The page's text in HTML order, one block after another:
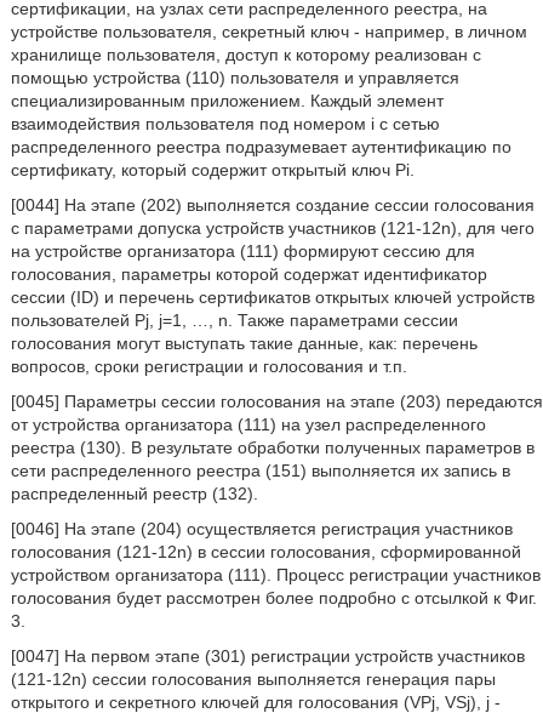
сертификации, на узлах сети распределенного реестра, на
устройстве пользователя, секретный ключ - например, в личном
хранилище пользователя, доступ к которому реализован с
помощью устройства (110) пользователя и управляется
специализированным приложением. Каждый элемент
взаимодействия пользователя под номером i с сетью
распределенного реестра подразумевает аутентификацию по
сертификату, который содержит открытый ключ Pi.
[0044] На этапе (202) выполняется создание сессии голосования
с параметрами допуска устройств участников (121-12n), для чего
на устройстве организатора (111) формируют сессию для
голосования, параметры которой содержат идентификатор
сессии (ID) и перечень сертификатов открытых ключей устройств
пользователей Pj, j=1, …, n. Также параметрами сессии
голосования могут выступать такие данные, как: перечень
вопросов, сроки регистрации и голосования и т.п.
[0045] Параметры сессии голосования на этапе (203) передаются
от устройства организатора (111) на узел распределенного
реестра (130). В результате обработки полученных параметров в
сети распределенного реестра (151) выполняется их запись в
распределенный реестр (132).
[0046] На этапе (204) осуществляется регистрация участников
голосования (121-12n) в сессии голосования, сформированной
устройством организатора (111). Процесс регистрации участников
голосования будет рассмотрен более подробно с отсылкой к Фиг.
3.
[0047] На первом этапе (301) регистрации устройств участников
(121-12n) сессии голосования выполняется генерация пары
открытого и секретного ключей для голосования (VPj, VSj), j -